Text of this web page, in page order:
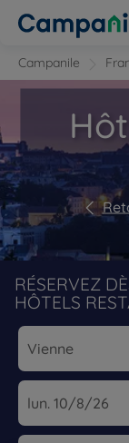
Campanile
RÉSERVEZ
HÔTELS
Navigate